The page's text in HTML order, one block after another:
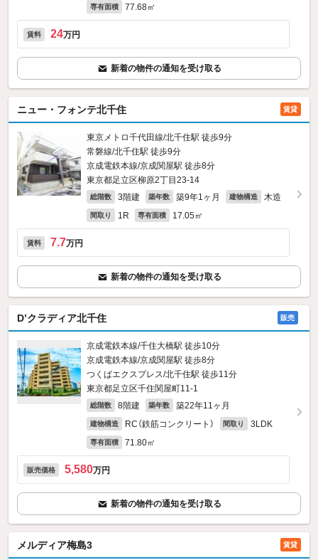
専有面積 77.68㎡
賃料 24万円
新着の物件の通知を受け取る
ニュー・フォンテ北千住 賃貸
東京メトロ千代田線/北千住駅 徒歩9分
常磐線/北千住駅 徒歩9分
京成電鉄本線/京成関屋駅 徒歩8分
東京都足立区柳原2丁目23-14
総階数 3階建 築年数 築9年1ヶ月 建物構造 木造
間取り 1R 専有面積 17.05㎡
賃料 7.7万円
新着の物件の通知を受け取る
D’クラディア北千住 販売
京成電鉄本線/千住大橋駅 徒歩10分
京成電鉄本線/京成関屋駅 徒歩8分
つくばエクスプレス/北千住駅 徒歩11分
東京都足立区千住関屋町11-1
総階数 8階建 築年数 築22年11ヶ月
建物構造 RC（鉄筋コンクリート） 間取り 3LDK
専有面積 71.80㎡
販売価格 5,580万円
新着の物件の通知を受け取る
メルディア梅島3 賃貸